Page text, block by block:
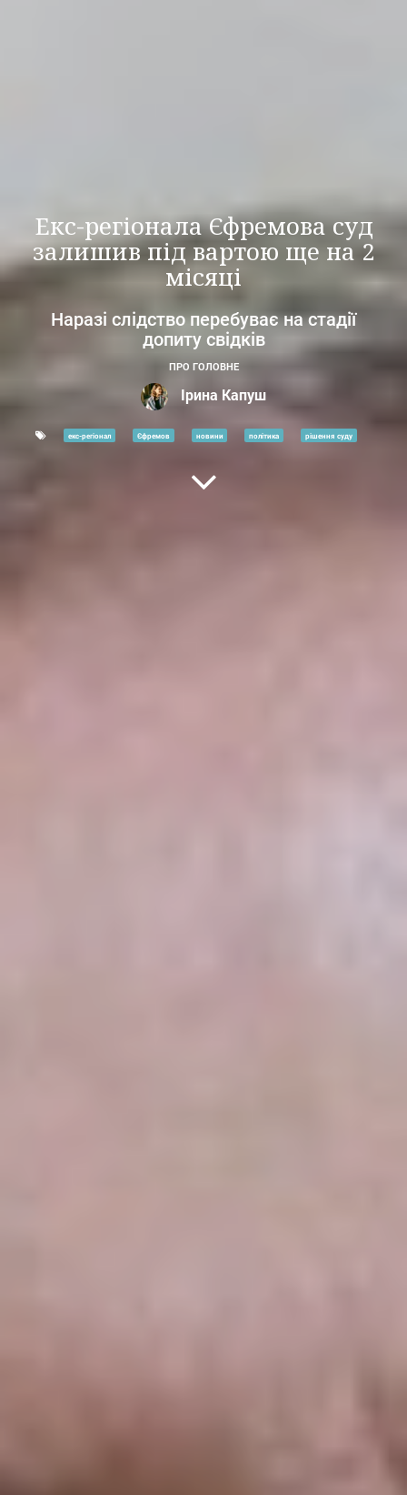
Екс-регіонала Єфремова суд
залишив під вартою ще на 2
місяці
Наразі слідство перебуває на стадії
допиту свідків
ПРО ГОЛОВНЕ
Ірина Капуш
екс-регіонал Єфремов новини політика рішення суду